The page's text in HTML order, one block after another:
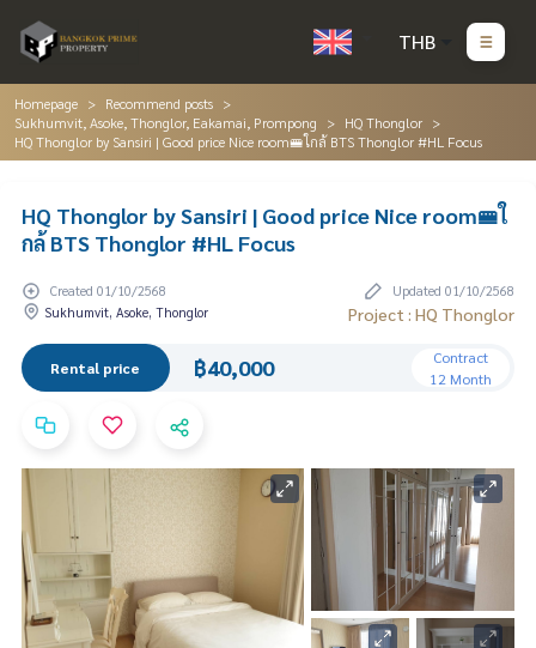
THB
Homepage
Recommend posts
Sukhumvit, Asoke, Thonglor, Eakamai, Prompong
HQ Thonglor
HQ Thonglor by Sansiri | Good price Nice room🚝ใกล้ BTS Thonglor #HL Focus
HQ Thonglor by Sansiri | Good price Nice room🚝ใ
กล้ BTS Thonglor #HL Focus
Created 01/10/2568
Updated 01/10/2568
Sukhumvit, Asoke, Thonglor
Project : HQ Thonglor
Rental price ฿40,000
Contract
12 Month